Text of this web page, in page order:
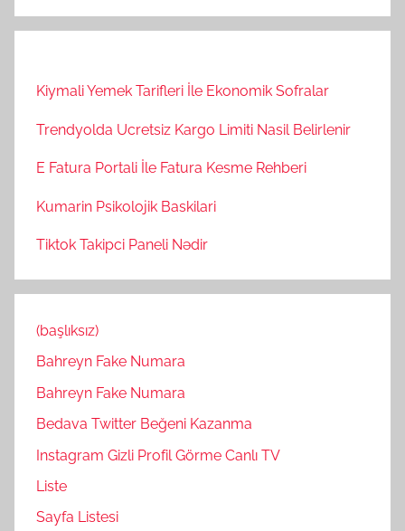
Kiymali Yemek Tarifleri İle Ekonomik Sofralar
Trendyolda Ucretsiz Kargo Limiti Nasil Belirlenir
E Fatura Portali İle Fatura Kesme Rehberi
Kumarin Psikolojik Baskilari
Tiktok Takipci Paneli Nədir
(başlıksız)
Bahreyn Fake Numara
Bahreyn Fake Numara
Bedava Twitter Beğeni Kazanma
Instagram Gizli Profil Görme Canlı TV
Liste
Sayfa Listesi